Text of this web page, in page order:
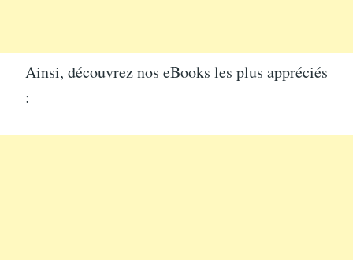
Ainsi, découvrez nos eBooks les plus appréciés
: